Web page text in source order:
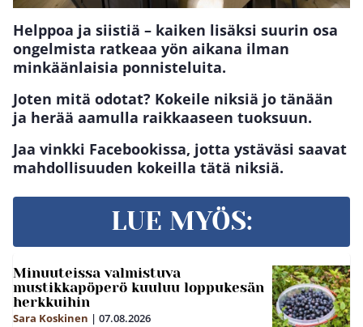
Helppoa ja siistiä – kaiken lisäksi suurin osa
ongelmista ratkeaa yön aikana ilman
minkäänlaisia ponnisteluita.
Joten mitä odotat? Kokeile niksiä jo tänään
ja herää aamulla raikkaaseen tuoksuun.
Jaa vinkki Facebookissa, jotta ystäväsi saavat
mahdollisuuden kokeilla tätä niksiä.
LUE MYÖS:
Minuuteissa valmistuva
mustikkapöperö kuuluu loppukesän
herkkuihin
Sara Koskinen | 07.08.2026